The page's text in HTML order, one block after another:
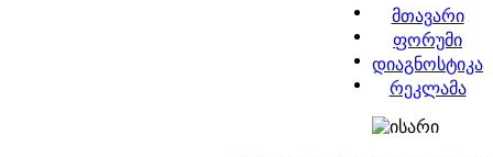
მთავარი
ფორუმი
დიაგნოსტიკა
რეკლამა